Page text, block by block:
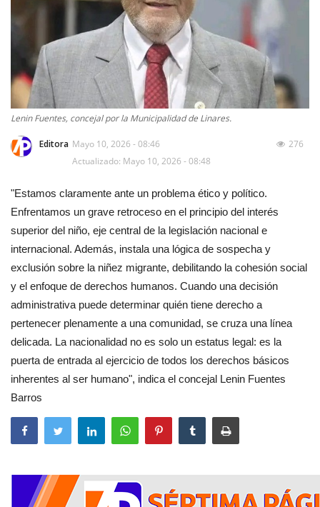
Política
Espectáculos
Lenin Fuentes, concejal por la Municipalidad de Linares.
Editora Mayo 10, 2026 - 08:46
Actualizado: Mayo 10, 2026 - 08:48
276
"Estamos claramente ante un problema ético y político.
Enfrentamos un grave retroceso en el principio del interés
superior del niño, eje central de la legislación nacional e
internacional. Además, instala una lógica de sospecha y
exclusión sobre la niñez migrante, debilitando la cohesión social
y el enfoque de derechos humanos. Cuando una decisión
administrativa puede determinar quién tiene derecho a
pertenecer plenamente a una comunidad, se cruza una línea
delicada. La nacionalidad no es solo un estatus legal: es la
puerta de entrada al ejercicio de todos los derechos básicos
inherentes al ser humano", indica el concejal Lenin Fuentes
Barros